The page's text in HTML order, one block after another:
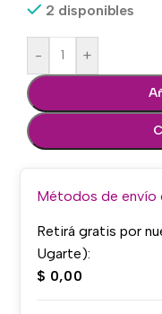
2 disponibles
- +
Métodos de envío
Retirá gratis por
Ugarte):
$ 0,00